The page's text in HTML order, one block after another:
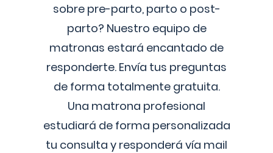
sobre pre-parto, parto o post-
parto? Nuestro equipo de
matronas estará encantado de
responderte. Envía tus preguntas
de forma totalmente gratuita.
Una matrona profesional
estudiará de forma personalizada
tu consulta y responderá vía mail